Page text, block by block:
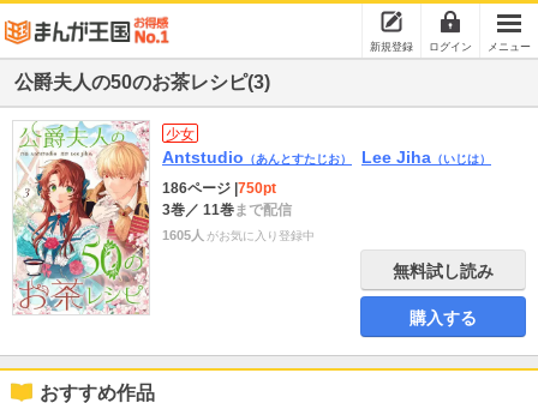
新規登録 ログイン メニュー
公爵夫人の50のお茶レシピ(3)
少女
Antstudio （あんとすたじお） Lee Jiha （いじは）
186ページ 750pt
3巻／ 11巻まで配信
1605人 がお気に入り登録中
無料試し読み
購入する
おすすめ作品